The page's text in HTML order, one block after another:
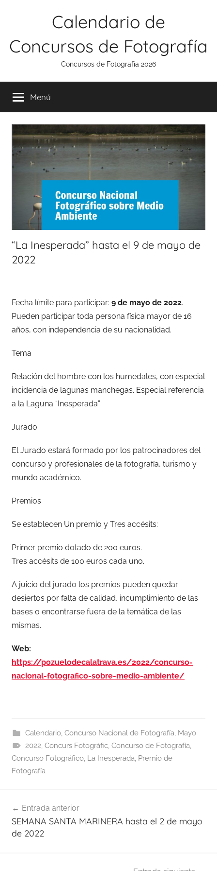
Calendario de
Concursos de Fotografía
Concursos de Fotografía 2026
Menú
“La Inesperada” hasta el 9 de mayo de
2022
Fecha límite para participar: 9 de mayo de 2022.
Pueden participar toda persona física mayor de 16
años, con independencia de su nacionalidad.
Tema
Relación del hombre con los humedales, con especial
incidencia de lagunas manchegas. Especial referencia
a la Laguna “Inesperada”.
Jurado
El Jurado estará formado por los patrocinadores del
concurso y profesionales de la fotografía, turismo y
mundo académico.
Premios
Se establecen Un premio y Tres accésits:
Primer premio dotado de 200 euros.
Tres accésits de 100 euros cada uno.
A juicio del jurado los premios pueden quedar
desiertos por falta de calidad, incumplimiento de las
bases o encontrarse fuera de la temática de las
mismas.
Web:
https://pozuelodecalatrava.es/2022/concurso-
nacional-fotografico-sobre-medio-ambiente/
Calendario, Concurso Nacional de Fotografía, Mayo
2022, Concurs Fotogràfic, Concurso de Fotografía,
Concurso Fotográfico, La Inesperada, Premio de
Fotografía
de
entradas
Entrada anterior
SEMANA SANTA MARINERA hasta el 2 de mayo
de 2022